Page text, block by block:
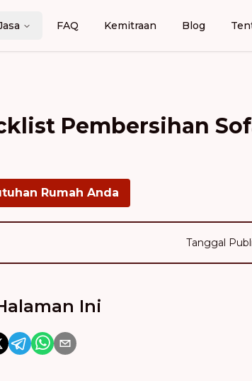
FAQ Kemitraan Blog
Pembersihan
Rumah Anda
Tanggal
Ini